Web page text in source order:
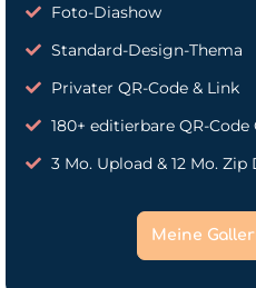
Foto-Diashow
Standard-Design-Thema
Privater QR-Code & Link
180+ editierbare QR-Code
3 Mo. Upload & 12 Mo.
Meine